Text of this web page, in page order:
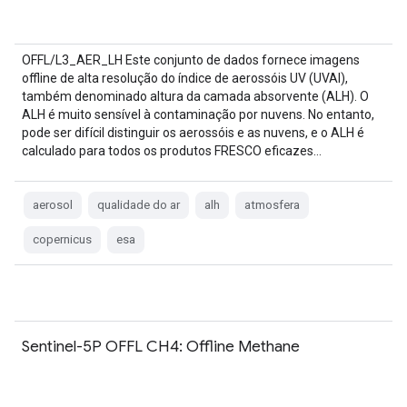
OFFL/L3_AER_LH Este conjunto de dados fornece imagens
offline de alta resolução do índice de aerossóis UV (UVAI),
também denominado altura da camada absorvente (ALH). O
ALH é muito sensível à contaminação por nuvens. No entanto,
pode ser difícil distinguir os aerossóis e as nuvens, e o ALH é
calculado para todos os produtos FRESCO eficazes…
aerosol qualidade do ar alh atmosfera
copernicus esa
Sentinel-5P OFFL CH4: Offline Methane